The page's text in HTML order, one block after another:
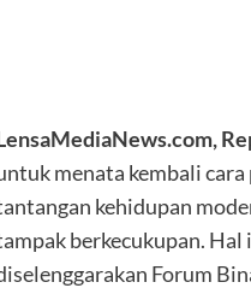
menata kembali
kehidupan
berkecukupan. Hal
Forum